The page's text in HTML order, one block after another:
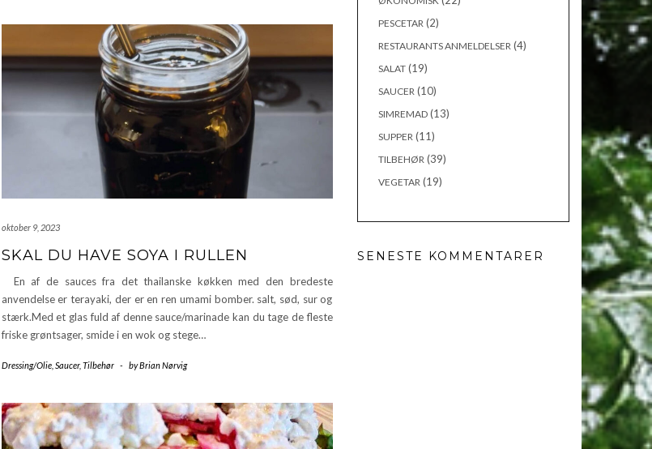
oktober 9, 2023
SKAL DU HAVE SOYA I RULLEN
En af de sauces fra det thailanske køkken med den bredeste
anvendelse er terayaki, der er en ren umami bomber. salt, sød, sur og
stærk.Med et glas fuld af denne sauce/marinade kan du tage de fleste
friske grøntsager, smide i en wok og stege…
Dressing/Olie, Saucer, Tilbehør - byBrian Nørvig
PESCETAR (2)
RESTAURANTS ANMELDELSER (4)
SALAT(19)
SAUCER (10)
SIMREMAD(13)
SUPPER (11)
TILBEHØR (39)
VEGETAR (19)
SENESTE KOMMENTARER